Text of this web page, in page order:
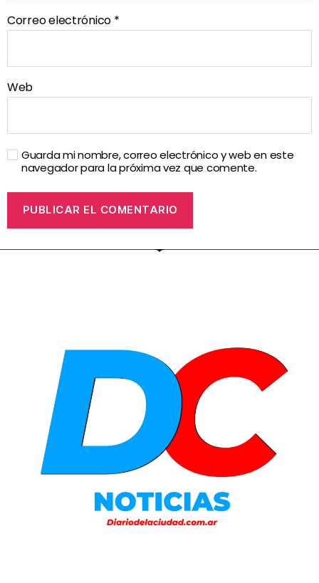
Correo electrónico *
Web
Guarda mi nombre, correo electrónico y web en este
navegador para la próxima vez que comente.